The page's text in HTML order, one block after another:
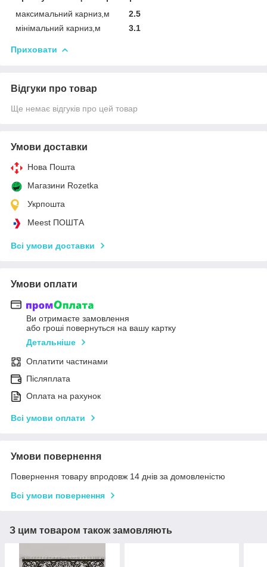
максимальний карниз,м
2.5
мінімальний карниз,м
3.1
Приховати
Відгуки про товар
Ще немає відгуків про цей товар
Умови доставки
Нова Пошта
Магазини Rozetka
Укрпошта
Meest ПОШТА
Всі умови доставки
Умови оплати
Ви отримаєте замовлення
або гроші повернуться на вашу картку
Детальніше
Оплатити частинами
Післяплата
Оплата на рахунок
Всі умови оплати
Умови повернення
Повернення товару впродовж 14 днів за домовленістю
Всі умови повернення
З цим товаром також замовляють